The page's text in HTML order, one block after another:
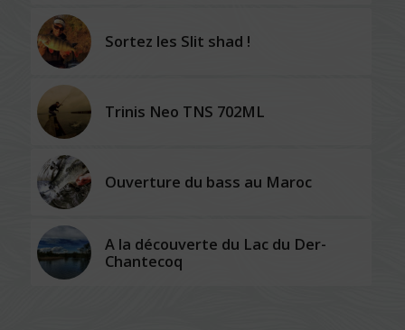
Sortez les Slit shad !
Trinis Neo TNS 702ML
Ouverture du bass au Maroc
A la découverte du Lac du Der-
Chantecoq